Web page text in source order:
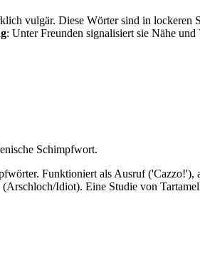
vulgär. Diese Wörter sind in lockeren
: Unter Freunden signalisiert sie Nähe
Schimpfwort.
Funktioniert als Ausruf
Idiot). Eine Studie von